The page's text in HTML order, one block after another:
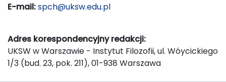
E-mail:spch@uksw.edu.pl
Adres korespondencyjny redakcji:
UKSW w Warszawie - Instytut Filozofii, ul. Wóycickiego
1/3 (bud. 23, pok. 211), 01-938 Warszawa